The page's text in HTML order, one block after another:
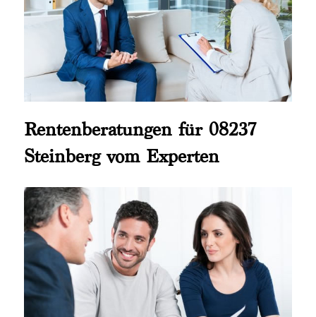
Rentenberatungen für 08237
Steinberg vom Experten